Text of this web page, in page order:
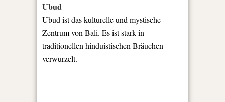
Ubud
Ubud ist das kulturelle und mystische
Zentrum von Bali. Es iststark in
traditionellen hinduistischen Bräuchen
verwurzelt.